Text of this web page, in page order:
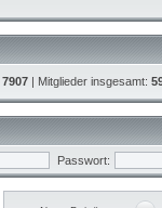
7907 | Mitglieder insgesamt:
Passwort: